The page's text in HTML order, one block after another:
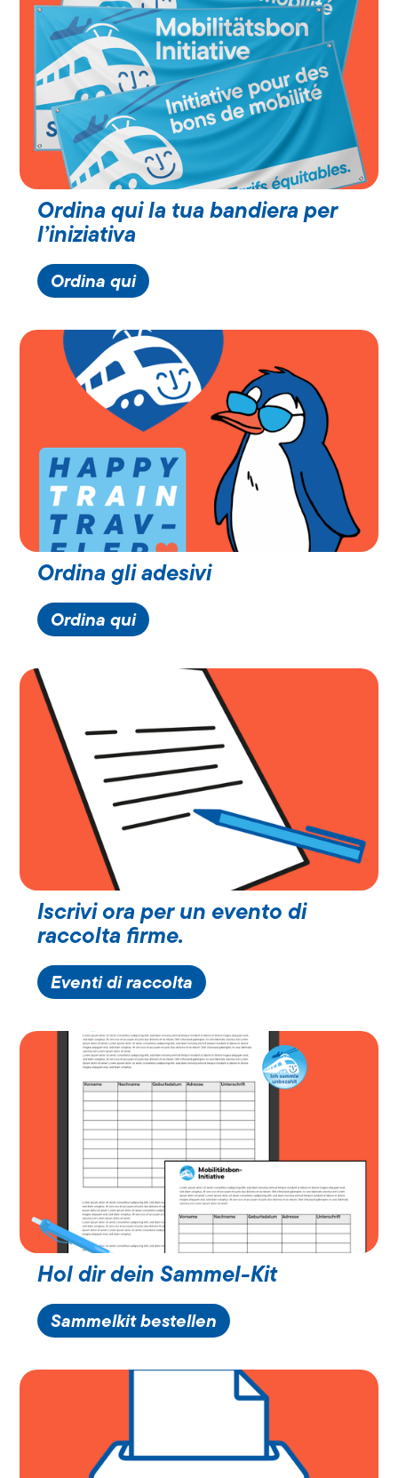
Ordina qui la tua bandiera per
l’iniziativa
Ordina qui
Ordina gli adesivi
Ordina qui
Iscrivi ora per un evento di
raccolta firme.
Eventi di raccolta
Hol dir dein Sammel-Kit
Sammelkit bestellen